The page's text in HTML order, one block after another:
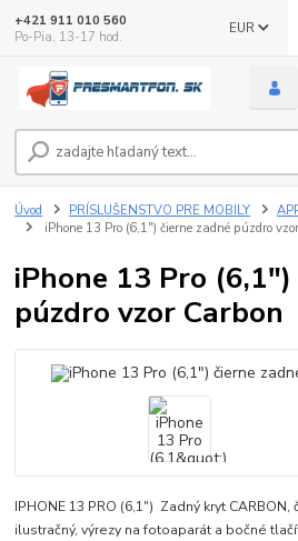
EUR
+421 911 010 560
Po-Pia, 13-17 hod.
Úvod PRÍSLUŠENSTVO PRE MOBILY
iPhone 13 Pro (6,1") čierne zadné púzdro
iPhone 13 Pro
púzdro vzor Carbon
IPHONE 13 PRO (6,1") Zadný kryt
ilustračný, výrezy na fotoaparát a bočné